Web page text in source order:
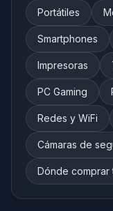
Portátiles
Smartphones
Impresoras
PC Gaming
Redes y WiFi
Cámaras de
Dónde comprar